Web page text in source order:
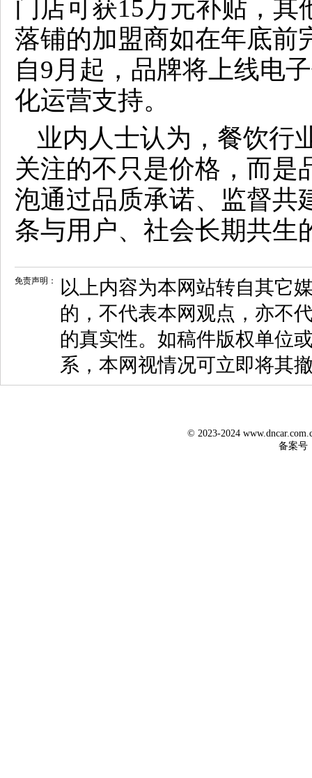
门店可获15万元补贴，
落铺的加盟商如在年底前
自9月起，品牌将上线电
化运营支持。
业内人士认为，餐饮行
关注的不只是价格，而是
泡通过品质承诺、监督共
条与用户、社会长期共生
免责声明：
以上内容为本网站转自其它
的，不代表本网观点，亦不
的真实性。如稿件版权单位
系，本网视情况可立即将其
© 2023-2024
备案号